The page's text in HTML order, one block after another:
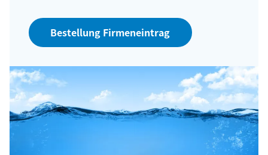
Bestellung Firmeneintrag